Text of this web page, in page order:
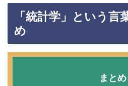
「統計学」という言
め
まとめ